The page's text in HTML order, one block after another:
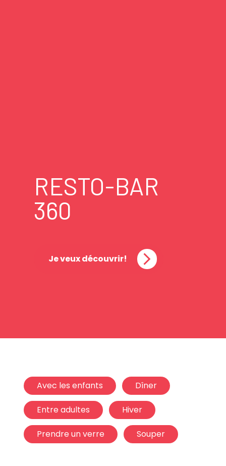
RESTO-BAR
360
Je veux découvrir!
Avec les enfants Dîner
Entre adultes Hiver
Prendre un verre Souper